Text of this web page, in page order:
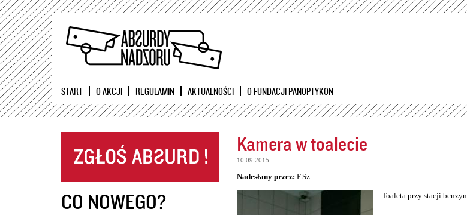
Przejdź
START O AKCJI REGULAMIN AKTUALNOŚCI O FUNDACJI PANOPTYKON
CO NOWEGO?
Kamera w toalecie
10.09.2015
Nadesłany przez: F.Sz
Toaleta przy stacji